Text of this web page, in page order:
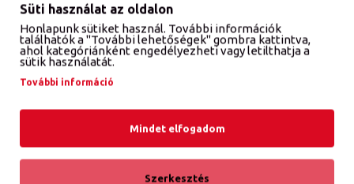
TECDOC Cikkszám: 5929
Süti használat az oldalon
Honlapunk sütiket használ. További információk
találhatók a "További lehetőségek" gombra kattintva,
ahol kategóriánként engedélyezheti vagy letilthatja a
sütik használatát.
További információ
Mindet elfogadom
Szerkesztés